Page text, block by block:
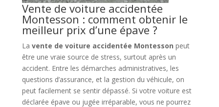
Vente de voiture accidentée
Montesson : comment obtenir le
meilleur prix d’une épave ?
La vente de voiture accidentée Montesson peut
être une vraie source de stress, surtout après un
accident. Entre les démarches administratives, les
questions d’assurance, et la gestion du véhicule, on
peut facilement se sentir dépassé. Si votre voiture est
déclarée épave ou jugée irréparable, vous ne pourrez